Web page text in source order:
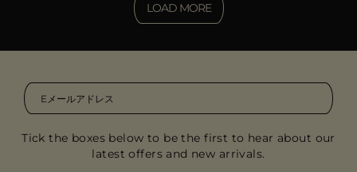
LOAD MORE
Tick the boxes below to be the first to hear about our
latest offers and new arrivals.